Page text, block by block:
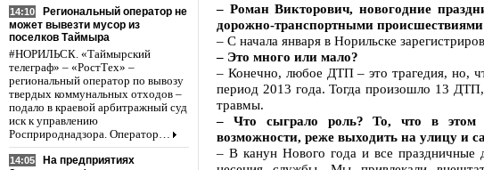
14:10
Региональный оператор не
может вывезти мусор из
поселков Таймыра
#НОРИЛЬСК. «Таймырский
телеграф» – «РостТех» –
региональный оператор по вывозу
твердых коммунальных отходов –
подало в краевой арбитражный суд
иск к управлению
Росприроднадзора. Оператор…
14:05
На предприятиях
– Роман Викторович, новогодние
дорожно-транспортными происшествиями
– С начала января в Норильске
– Это много или мало?
– Конечно, любое ДТП – это трагедия, но,
период 2013 года. Тогда произошло 13
травмы.
– Что сыграло роль? То, что в этом
возможности, реже выходить на улицу и
– В канун Нового года и все праздничные